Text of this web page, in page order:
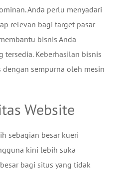
Anda perlu menyadari
relevan bagi target pasar
bisnis Anda
Keberhasilan bisnis
sempurna oleh mesin
Website
sebagian besar kueri
kini lebih suka
bagi situs yang tidak